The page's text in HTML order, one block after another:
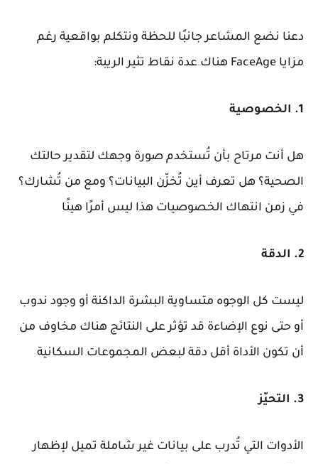
دعنا نضع المشاعر جانبًا للحظة ونتكلم بواقعية رغم
مزايا FaceAge هناك عدة نقاط تثير الريبة:
1. الخصوصية
هل أنت مرتاح بأن تُستخدم صورة وجهك لتقدير حالتك
الصحية؟ هل تعرف أين تُخزّن البيانات؟ ومع من تُشارك؟
في زمن انتهاك الخصوصيات هذا ليس أمرًا هينًا
2. الدقة
ليست كل الوجوه متساوية البشرة الداكنة أو وجود ندوب
أو حتى نوع الإضاءة قد تؤثر على النتائج هناك مخاوف من
أن تكون الأداة أقل دقة لبعض المجموعات السكانية
3. التحيّز
الأدوات التي تُدرب على بيانات غير شاملة تميل لإظهار